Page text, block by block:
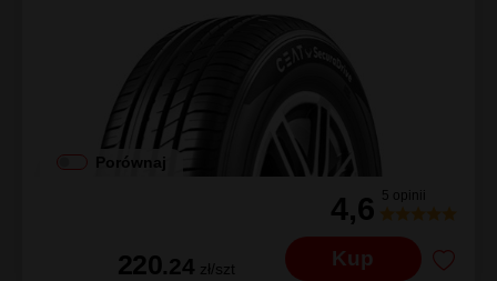
Porównaj
4,6 5 opinii
220.24 zł/szt Kup